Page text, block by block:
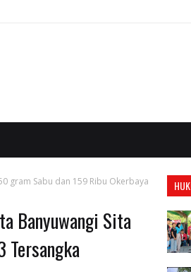
gram Sabu dan 159 Ribu Okerbaya
Banyuwangi Sita
Tersangka